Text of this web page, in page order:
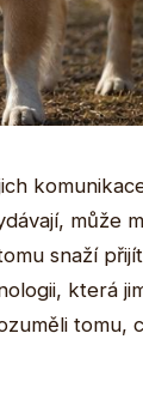
může
snaží
která
tomu,